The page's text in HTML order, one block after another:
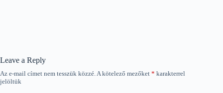
Leave a Reply
Az e-mail címet nem tesszük közzé.A kötelező mezőket * karakterrel
jelöltük